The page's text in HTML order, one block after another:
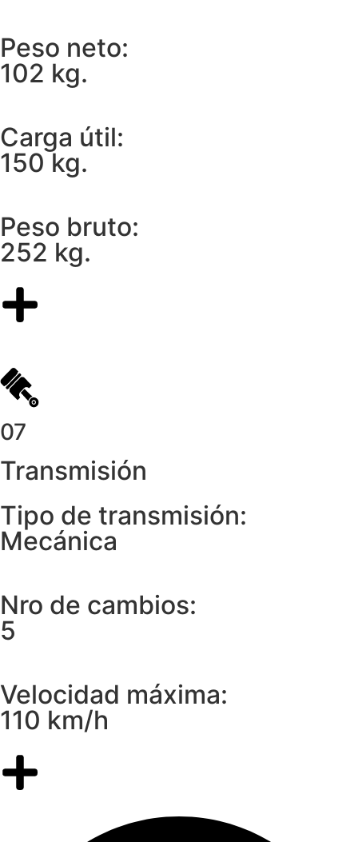
Peso neto:
102 kg.
Carga útil:
150 kg.
Peso bruto:
252 kg.
07
Transmisión
Tipo de transmisión:
Mecánica
Nro de cambios:
5
Velocidad máxima:
110 km/h